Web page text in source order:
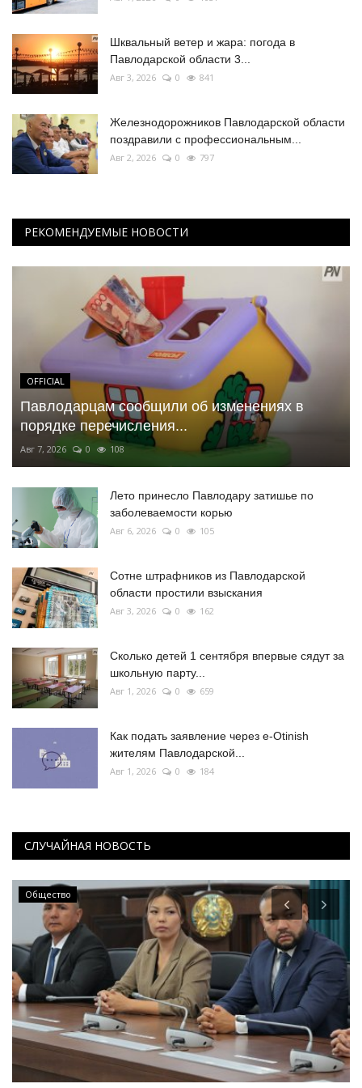
Шквальный ветер и жара: погода в
Павлодарской области 3...
Авг 3, 2026 0 841
Железнодорожников Павлодарской области
поздравили с профессиональным...
Авг 2, 2026 0 797
РЕКОМЕНДУЕМЫЕ НОВОСТИ
OFFICIAL
Павлодарцам сообщили об изменениях в
порядке перечисления...
Авг 7, 2026 0 108
Лето принесло Павлодару затишье по
заболеваемости корью
Авг 6, 2026 0 105
Сотне штрафников из Павлодарской
области простили взыскания
Авг 3, 2026 0 162
Сколько детей 1 сентября впервые сядут за
школьную парту...
Авг 1, 2026 0 659
Как подать заявление через e-Otinish
жителям Павлодарской...
Авг 1, 2026 0 184
СЛУЧАЙНАЯ НОВОСТЬ
КАЗАХСТАН